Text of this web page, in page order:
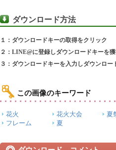
ダウンロード方法
１：ダウンロードキーの取得をクリック
２：LINE@に登録しダウンロードキーを
３：ダウンロードキーを入力しダウンロー
この画像のキーワード
花火 花火大会 夏
フレーム
夏